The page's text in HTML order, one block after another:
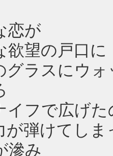
恋が
欲望の戸口に
グラスにウ
イフで広げた
が弾けてしま
滲み